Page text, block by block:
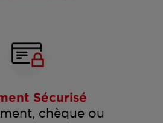
Sécurisé
chèque ou